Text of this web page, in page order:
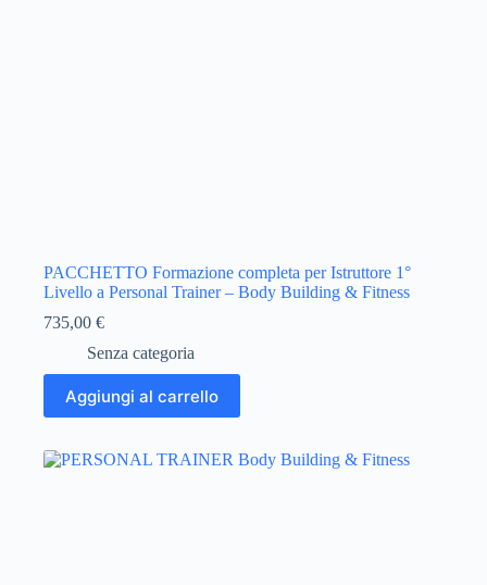
PACCHETTO Formazione completa per Istruttore 1°
Livello a Personal Trainer – Body Building & Fitness
735,00 €
Senza categoria
Aggiungi al carrello